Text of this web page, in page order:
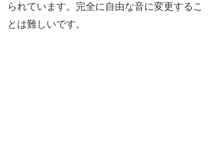
られています。完全に自由な音に変更するこ
とは難しいです。